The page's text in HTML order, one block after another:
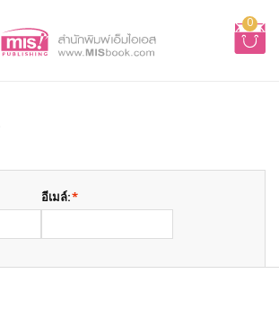
0
*
อีเมล์: